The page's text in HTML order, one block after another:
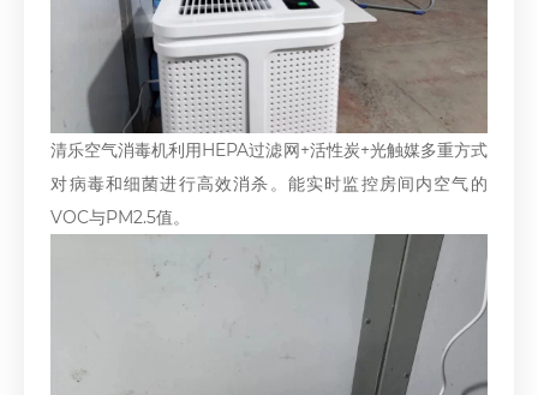
清乐空气消毒机利用HEPA过滤网+活性炭+光触媒多重方式
对病毒和细菌进行高效消杀。能实时监控房间内空气的
VOC与PM2.5值。